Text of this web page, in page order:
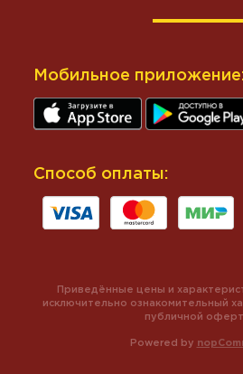
Мобильное
Способ оплаты:
Powered by
Приведённые цены и
исключительно ознакомительный
публичной